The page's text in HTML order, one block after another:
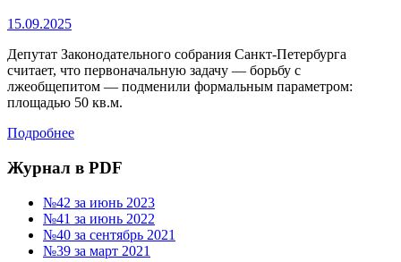
15.09.2025
Депутат Законодательного собрания Санкт-Петербурга
считает, что первоначальную задачу — борьбу с
лжеобщепитом — подменили формальным параметром:
площадью 50 кв.м.
Подробнее
Журнал в PDF
№42 за июнь 2023
№41 за июнь 2022
№40 за сентябрь 2021
№39 за март 2021